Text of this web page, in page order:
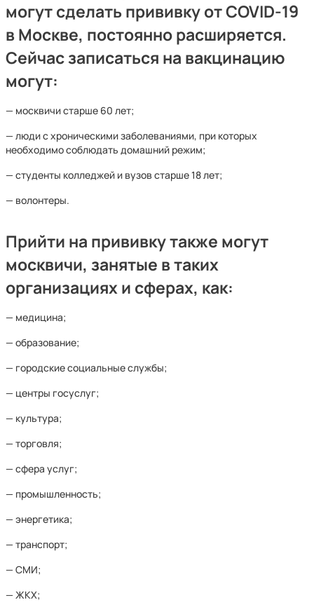
могут сделать прививку от COVID-19
в Москве, постоянно расширяется.
Сейчас записаться на вакцинацию
могут:
— москвичи старше 60 лет;
— люди с хроническими заболеваниями, при которых
необходимо соблюдать домашний режим;
— студенты колледжей и вузов старше 18 лет;
— волонтеры.
Прийти на прививку также могут
москвичи, занятые в таких
организациях и сферах, как:
— медицина;
— образование;
— городские социальные службы;
— центры госуслуг;
— культура;
— торговля;
— сфера услуг;
— промышленность;
— энергетика;
— транспорт;
— СМИ;
— ЖКХ;